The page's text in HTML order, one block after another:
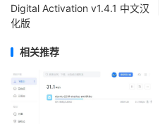
Digital Activation v1.4.1 中文汉
化版
相关推荐